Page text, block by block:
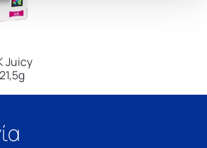
Juicy